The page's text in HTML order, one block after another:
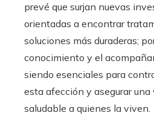
prevé que surjan nuevas
orientadas a encontrar
soluciones más duraderas;
conocimiento y el
siendo esenciales para
esta afección y asegurar
saludable a quienes la viven.